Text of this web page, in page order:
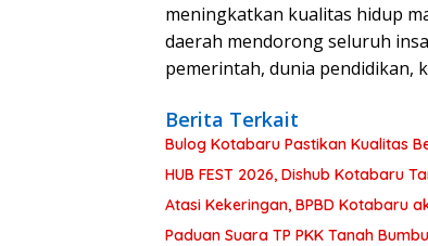
meningkatkan kualitas hidup
daerah mendorong seluruh
pemerintah, dunia pendidikan,
Berita Terkait
Bulog Kotabaru Pastikan Kualitas
HUB FEST 2026, Dishub Kotabaru
Atasi Kekeringan, BPBD Kotabaru
Paduan Suara TP PKK Tanah